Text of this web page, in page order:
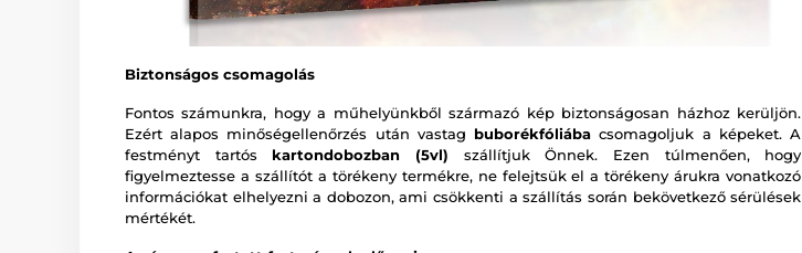
Biztonságos csomagolás
Fontos számunkra, hogy a műhelyünkből származó kép biztonságosan házhoz kerüljön.
Ezért alapos minőségellenőrzés után vastag buborékfóliába csomagoljuk a képeket. A
festményt tartós kartondobozban (5vl) szállítjuk Önnek. Ezen túlmenően, hogy
figyelmeztesse a szállítót a törékeny termékre, ne felejtsük el a törékeny árukra vonatkozó
információkat elhelyezni a dobozon, ami csökkenti a szállítás során bekövetkező sérülések
mértékét.